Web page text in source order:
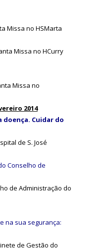
Missa no HSMarta
Missa no HCurry
Missa no
2014
doença. Cuidar do
de S. José
Conselho de
de Administração do
na sua segurança:
de Gestão do